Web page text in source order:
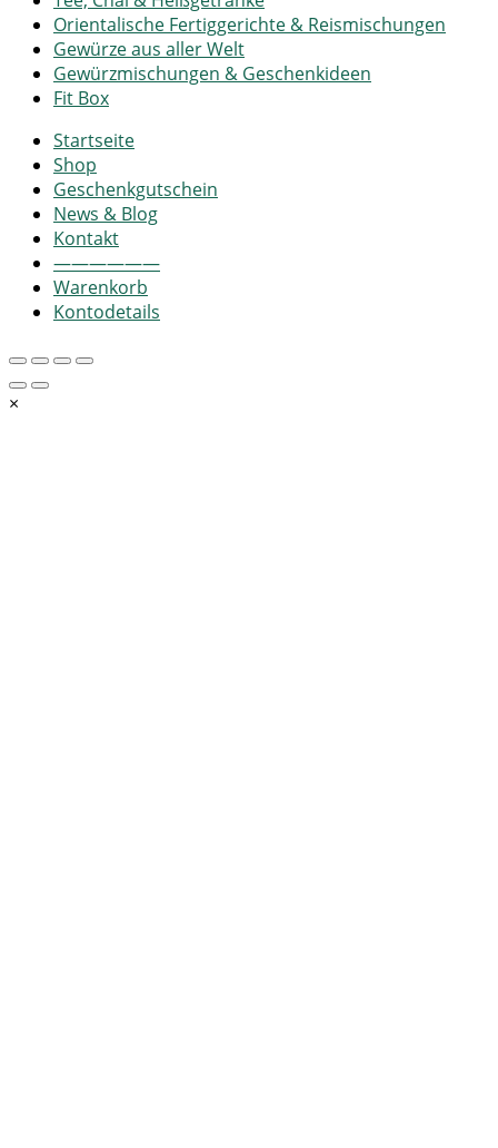
Orientalische Fertiggerichte & Reismischungen
Gewürze aus aller Welt
Gewürzmischungen & Geschenkideen
Fit Box
Startseite
Shop
Geschenkgutschein
News & Blog
Kontakt
——————
Warenkorb
Kontodetails
×